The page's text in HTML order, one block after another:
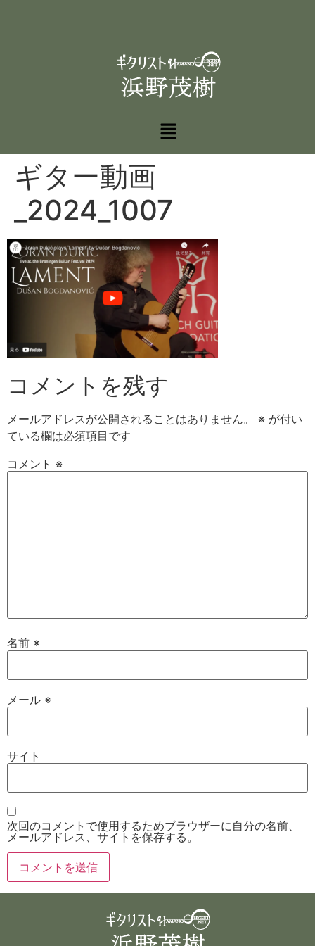
ギター動画
_2024_1007
コメントを残す
メールアドレスが公開されることはありません。 ※ が付い
ている欄は必須項目です
コメント ※
名前 ※
メール ※
サイト
次回のコメントで使用するためブラウザーに自分の名前、
メールアドレス、サイトを保存する。